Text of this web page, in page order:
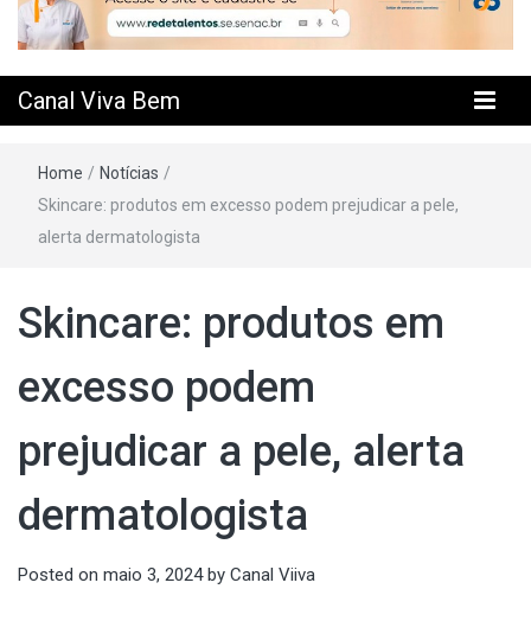
Bem
Canal Viva Bem
Home / Notícias /
Skincare: produtos em excesso podem prejudicar a pele,
alerta dermatologista
Skincare: produtos em
excesso podem
prejudicar a pele, alerta
dermatologista
Posted on maio 3, 2024by Canal Viiva